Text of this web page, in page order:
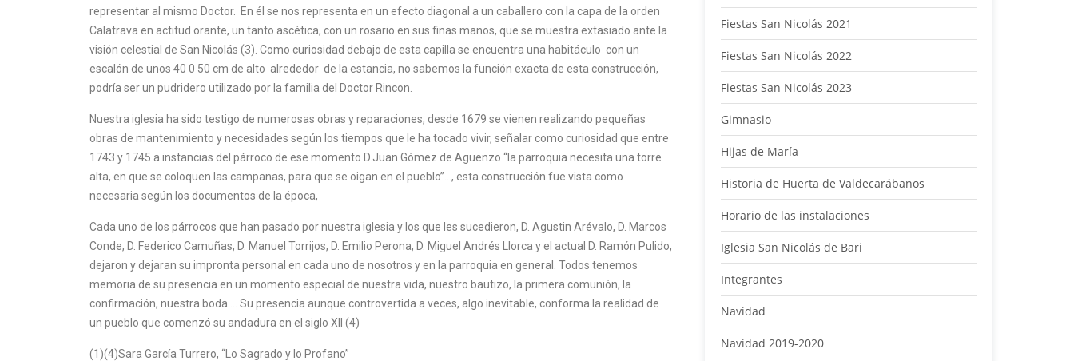
representar al mismo Doctor. En él se nos representa en un efecto diagonal a un caballero con la capa de la orden
Calatrava en actitud orante, un tanto ascética, con un rosario en sus finas manos, que se muestra extasiado ante la
visión celestial de San Nicolás (3). Como curiosidad debajo de esta capilla se encuentra una habitáculo con un
escalón de unos 40 0 50 cm de alto alrededor de la estancia, no sabemos la función exacta de esta construcción,
podría ser un pudridero utilizado por la familia del Doctor Rincon.
Nuestra iglesia ha sido testigo de numerosas obras y reparaciones, desde 1679 se vienen realizando pequeñas
obras de mantenimiento y necesidades según los tiempos que le ha tocado vivir, señalar como curiosidad que entre
1743 y 1745 a instancias del párroco de ese momento D.Juan Gómez de Aguenzo “la parroquia necesita una torre
alta, en que se coloquen las campanas, para que se oigan en el pueblo”…, esta construcción fue vista como
necesaria según los documentos de la época,
Cada uno de los párrocos que han pasado por nuestra iglesia y los que les sucedieron, D. Agustin Arévalo, D. Marcos
Conde, D. Federico Camuñas, D. Manuel Torrijos, D. Emilio Perona, D. Miguel Andrés Llorca y el actual D. Ramón Pulido,
dejaron y dejaran su impronta personal en cada uno de nosotros y en la parroquia en general. Todos tenemos
memoria de su presencia en un momento especial de nuestra vida, nuestro bautizo, la primera comunión, la
confirmación, nuestra boda…. Su presencia aunque controvertida a veces, algo inevitable, conforma la realidad de
un pueblo que comenzó su andadura en el siglo XII (4)
(1)(4)Sara García Turrero, “Lo Sagrado y lo Profano”
Fiestas San Nicolás 2021
Fiestas San Nicolás 2022
Fiestas San Nicolás 2023
Gimnasio
Hijas de María
Historia de Huerta de Valdecarábanos
Horario de las instalaciones
Iglesia San Nicolás de Bari
Integrantes
Navidad
Navidad 2019-2020